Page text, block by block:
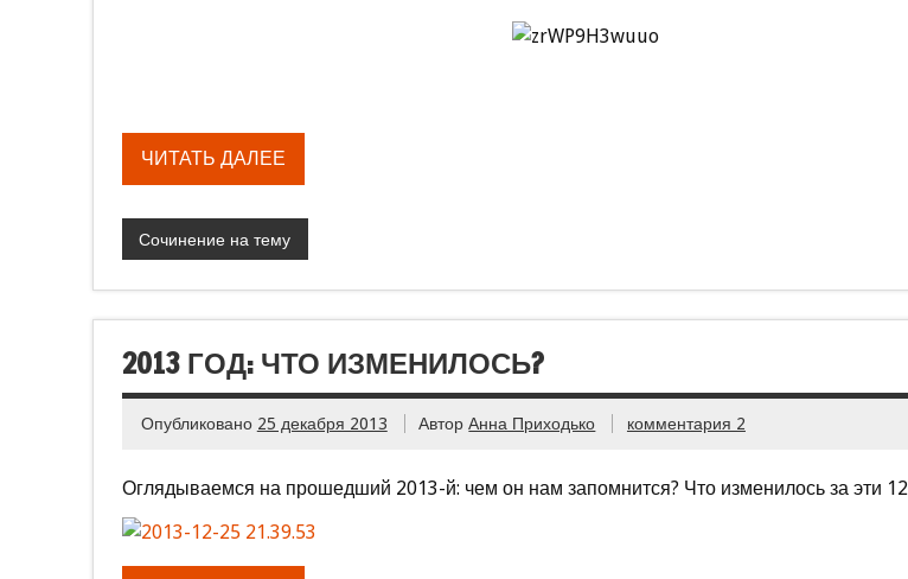
ЧИТАТЬ ДАЛЕЕ
Сочинение на тему
2013 ГОД: ЧТО ИЗМЕНИЛОСЬ?
Опубликовано 25 декабря 2013 АвторАнна Приходько комментария 2
Оглядываемся на прошедший 2013-й: чем он нам запомнится? Что изменилось за эти